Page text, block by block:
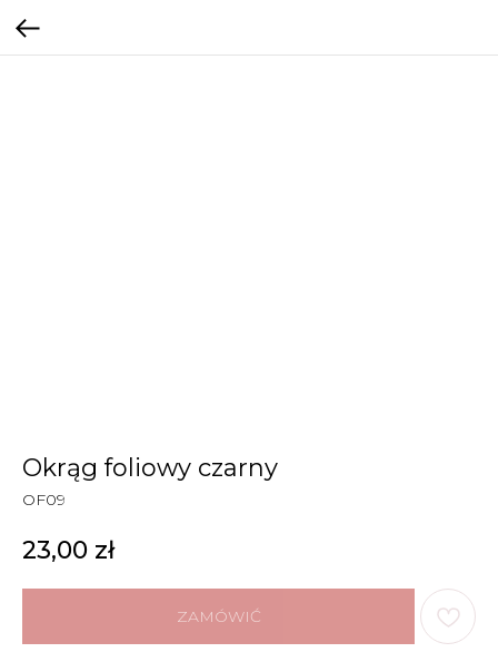
Okrąg foliowy czarny
OF09
23,00 zł
ZAMÓWIĆ